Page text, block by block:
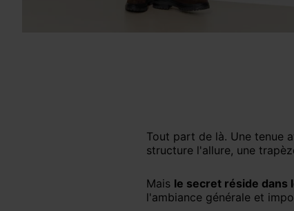
Tout part de là. Une tenue
structure l'allure, une
Mais le secret réside dans
l'ambiance générale et